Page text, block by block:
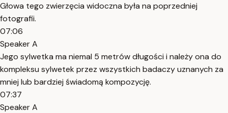
Głowa tego zwierzęcia widoczna była na poprzedniej
fotografii.
07:06
Speaker A
Jego sylwetka ma niemal 5 metrów długości i należy ona do
kompleksu sylwetek przez wszystkich badaczy uznanych za
mniej lub bardziej świadomą kompozycję.
07:37
Speaker A